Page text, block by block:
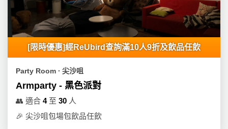
外
玩
遊
出
租
[限時優惠]經ReUbird查詢滿10人9折及飲品任飲
Party Room ∙ 尖沙咀
Armparty - 黑色派對
👥 適合 4至 30 人
🎉 尖沙咀包場包飲品任飲